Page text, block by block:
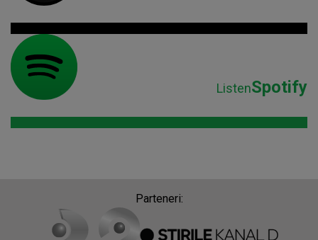
ListenSpotify
Parteneri: